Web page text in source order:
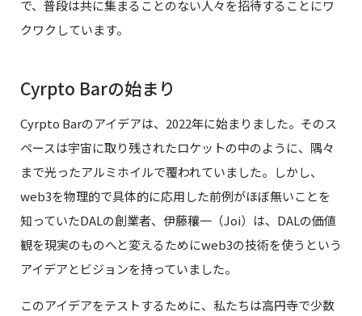
で、普段は共に集まることのない人々を招待することにワ
クワクしています。
Cyrpto Barの始まり
Cyrpto Barのアイデアは、2022年に始まりました。そのス
ペースは宇宙に取り残されたロケットの中のように、隅々
まで光ったアルミホイルで覆われていました。しかし、
web3を物理的で具体的に応用した前例がほぼ無いことを
知っていたDALの創業者、伊藤穰一（Joi）は、DALの価値
観を現実のものへと変えるためにweb3の技術を使うという
アイデアとビジョンを持っていました。
このアイデアをテストするために、私たちは高円寺で少数